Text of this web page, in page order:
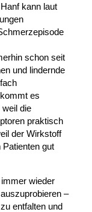
kann laut
schon seit
und lindernde
es
die
praktisch
der Wirkstoff
gut
wieder
–
entfalten und